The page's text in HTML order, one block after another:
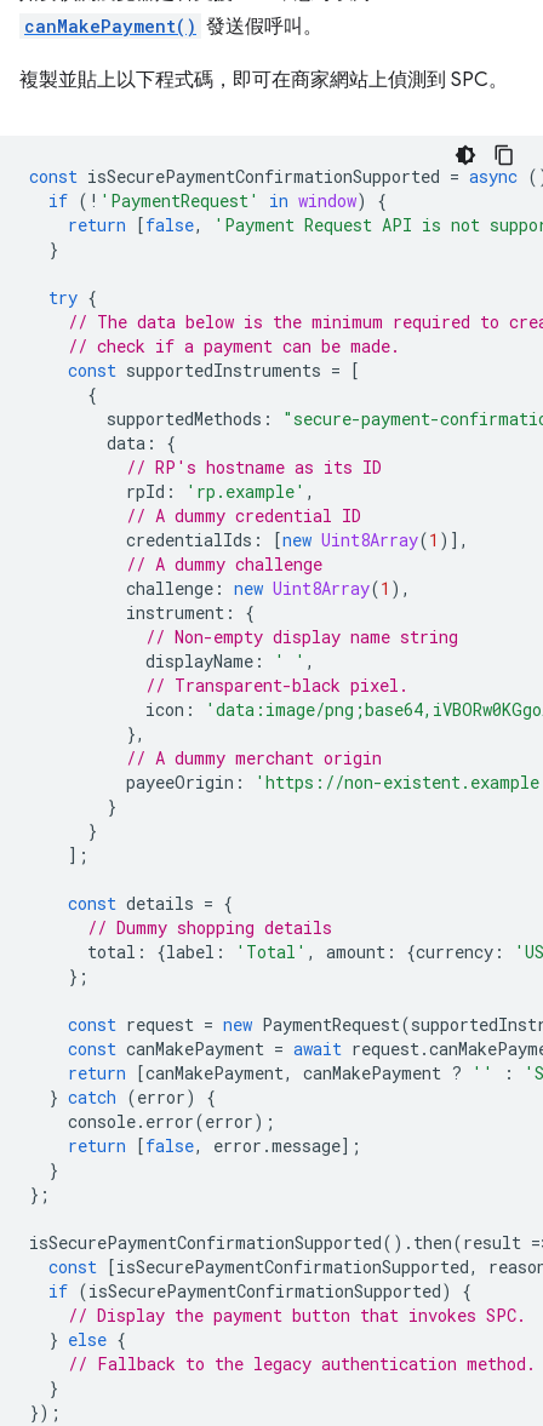
canMakePayment() 發送假呼叫。
複製並貼上以下程式碼，即可在商家網站上偵測到 SPC。
const isSecurePaymentConfirmationSupported = async
if ( ! 'PaymentRequest' in window)
{
return
[false,
'Payment Request API is not
}
try {
// The data below is the minimum required to
// check if a payment can be made.
const supportedInstruments =
[
{
supportedMethods :
"secure-payment-
data :
{
// RP's hostname as its ID
rpId : 'rp.example' ,
// A dummy credential ID
credentialIds : [new Uint8Array(1 )],
// A dummy challenge
challenge : new Uint8Array(1 ),
instrument :
{
// Non-empty display name string
displayName : ' ' ,
// Transparent-black pixel.
icon :
'data:image/
},
// A dummy merchant origin
payeeOrigin :
'https://non-
}
}
];
const details = {
// Dummy shopping details
total : {label : 'Total' , amount : {currency :
};
const request = new PaymentRequest(
const canMakePayment = await request.
return
[canMakePayment, canMakePayment ? '' :
} catch (error)
{
console. error(error);
return
[false, error .message];
}
};
isSecurePaymentConfirmationSupported(). then(result =
const
[isSecurePaymentConfirmationSupported,
if (isSecurePaymentConfirmationSupported)
{
// Display the payment button that invokes SPC.
} else {
// Fallback to the legacy authentication method.
}
});